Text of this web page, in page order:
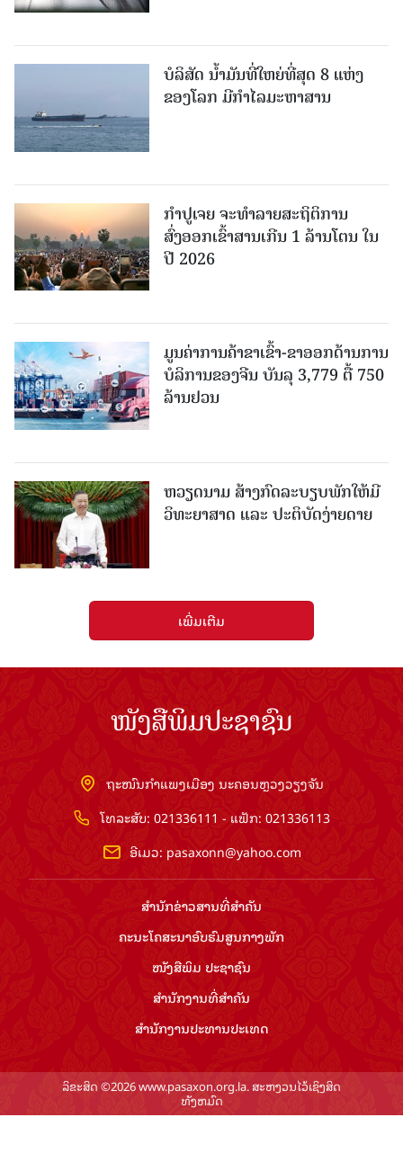
ບໍລິສັດ ນ້ຳມັນທີ່ໃຫຍ່ທີ່ສຸດ 8 ແຫ່ງ
ຂອງໂລກ ມີກຳໄລມະຫາສານ
ກຳປູເຈຍ ຈະທຳລາຍສະຖິຕິການ
ສົ່ງອອກເຂົ້າສານເກີນ 1 ລ້ານໂຕນ ໃນ
ປີ 2026
ມູນຄ່າການຄ້າຂາເຂົ້າ-ຂາອອກດ້ານການ
ບໍລິການຂອງຈີນ ບັນລຸ 3,779 ຕື້ 750
ລ້ານຢວນ
ຫວຽດນາມ ສ້າງກົດລະບຽບພັກໃຫ້ມີ
ວິທະຍາສາດ ແລະ ປະຕິບັດງ່າຍດາຍ
ເພີ່ມເຕີມ
ໜັງສືພິມປະຊາຊົນ
ຖະໜົນກຳແພງເມືອງ ນະຄອນຫຼວງວຽງຈັນ
ໂທລະສັບ: 021336111 - ແຟັກ: 021336113
ອີເມວ: pasaxonn@yahoo.com
ສຳ​ນັກ​ຂ່າວ​ສານ​ທີ່​ສຳ​ຄັນ​
ຄະນະໂຄສະນາອົບຮົມ​ສູນ​ກາງ​ພັກ
ໜັງສືພິມ ປະ​ຊາ​ຊົນ
ສຳ​ນັກ​ງານ​ທີ່​ສຳ​ຄັນ
ສຳ​ນັກ​ງານ​ປະ​ທານ​ປະ​ເທດ
ລິຂະສິດ ©2026 www.pasaxon.org.la. ສະຫງວນໄວ້ເຊິງສິດ
ທັງຫມົດ